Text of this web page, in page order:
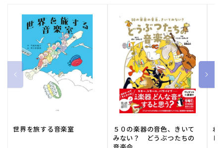
世界を旅する音楽室
５０の楽器の音色、きいて
みない？ どうぶつたちの
ね